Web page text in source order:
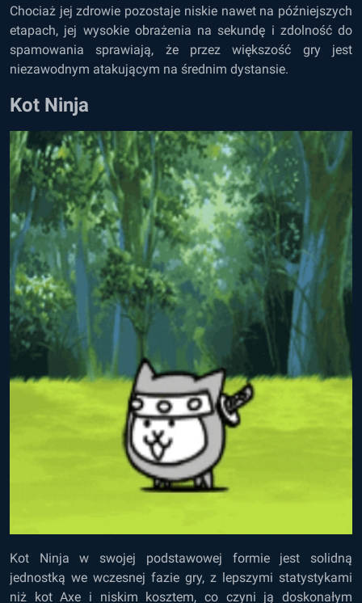
Chociaż jej zdrowie pozostaje niskie nawet na późniejszych
etapach, jej wysokie obrażenia na sekundę i zdolność do
spamowania sprawiają, że przez większość gry jest
niezawodnym atakującym na średnim dystansie.
Kot Ninja
Kot Ninja w swojej podstawowej formie jest solidną
jednostką we wczesnej fazie gry, z lepszymi statystykami
niż kot Axe i niskim kosztem, co czyni ją doskonałym